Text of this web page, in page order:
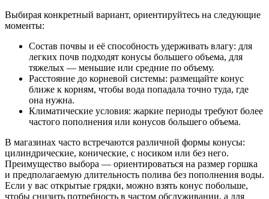
Выбирая конкретный вариант, ориентируйтесь на следующие
моменты:
Состав почвы и её способность удерживать влагу: для
легких почв подходят конусы большего объема, для
тяжелых — меньшие или средние по объему.
Расстояние до корневой системы: размещайте конус
ближе к корням, чтобы вода попадала точно туда, где
она нужна.
Климатические условия: жаркие периоды требуют более
частого пополнения или конусов большего объема.
В магазинах часто встречаются различной формы конусы:
цилиндрические, конические, с носиком или без него.
Преимущество выбора — ориентироваться на размер горшка
и предполагаемую длительность полива без пополнения воды.
Если у вас открытые грядки, можно взять конус побольше,
чтобы снизить потребность в частом обслуживании, а для